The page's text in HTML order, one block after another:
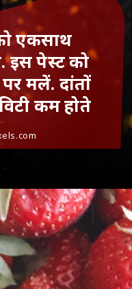
एकसाथ
इस पेस्ट को
मलें. दांतों
कम होते